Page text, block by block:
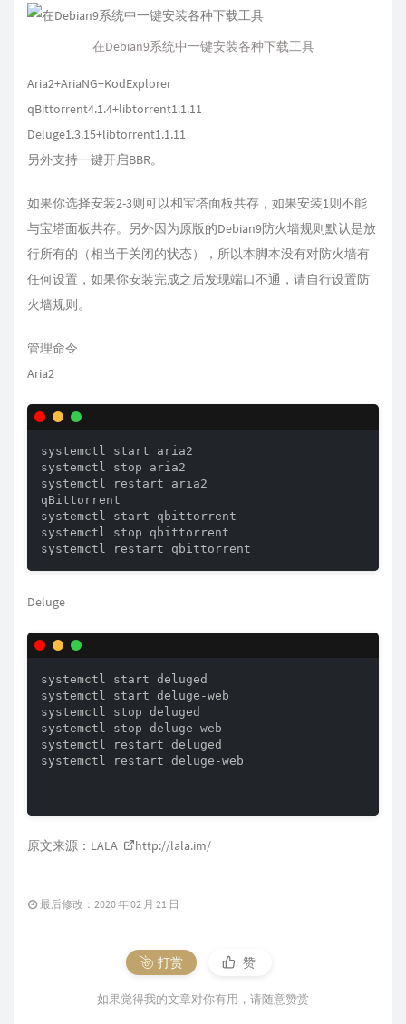
在Debian9系统中一键安装各种下载工具
Aria2+AriaNG+KodExplorer
qBittorrent4.1.4+libtorrent1.1.11
Deluge1.3.15+libtorrent1.1.11
另外支持一键开启BBR。
如果你选择安装2-3则可以和宝塔面板共存，如果安装1则不能
与宝塔面板共存。另外因为原版的Debian9防火墙规则默认是放
行所有的（相当于关闭的状态），所以本脚本没有对防火墙有
任何设置，如果你安装完成之后发现端口不通，请自行设置防
火墙规则。
管理命令
Aria2
systemctl start aria2
systemctl stop aria2
systemctl restart aria2
qBittorrent
systemctl start qbittorrent
systemctl stop qbittorrent
Deluge
systemctl start deluged
systemctl start deluge-web
systemctl stop deluged
systemctl stop deluge-web
systemctl restart deluged
systemctl restart deluge-web
原文来源：LALA http://lala.im/
最后修改：2020 年 02 月 21 日
打赏 赞
如果觉得我的文章对你有用，请随意赞赏